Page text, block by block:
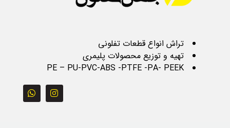
تراش انواع قطعات تفلونی
تهیه و توزیع محصولات پلیمری
PE – PU-PVC-ABS -PTFE -PA- PEEK